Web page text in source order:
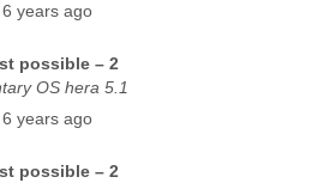
6 years ago
possible – 2
OS hera 5.1
6 years ago
possible – 2